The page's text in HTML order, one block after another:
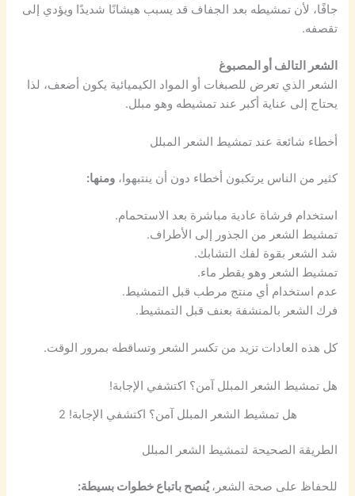
جافًا، لأن تمشيطه بعد الجفاف قد يسبب هيشانًا شديدًا ويؤدي إلى
تقصفه.
الشعر التالف أو المصبوغ
الشعر الذي تعرض للصبغات أو المواد الكيميائية يكون أضعف، لذا
يحتاج إلى عناية أكبر عند تمشيطه وهو مبلل.
أخطاء شائعة عند تمشيط الشعر المبلل
كثير من الناس يرتكبون أخطاء دون أن ينتبهوا،ومنها:
استخدام فرشاة عادية مباشرة بعد الاستحمام.
تمشيط الشعر من الجذور إلى الأطراف.
شد الشعر بقوة لفك التشابك.
تمشيط الشعر وهو يقطر ماء.
عدم استخدام أي منتج مرطب قبل التمشيط.
فرك الشعر بالمنشفة بعنف قبل التمشيط.
كل هذه العادات تزيد من تكسر الشعر وتساقطه بمرور الوقت.
هل تمشيط الشعر المبلل آمن؟ اكتشفي الإجابة!
هل تمشيط الشعر المبلل آمن؟ اكتشفي الإجابة! 2
الطريقة الصحيحة لتمشيط الشعر المبلل
للحفاظ على صحة الشعر،يُنصح باتباع خطوات بسيطة: